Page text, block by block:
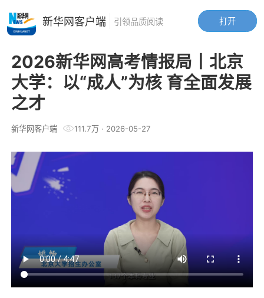
2026新华网高考情报局丨北京
大学：以“成人”为核 育全面发展
之才
新华网客户端 111.7万· 2026-05-27
打开
新华网客户端 引领品质阅读